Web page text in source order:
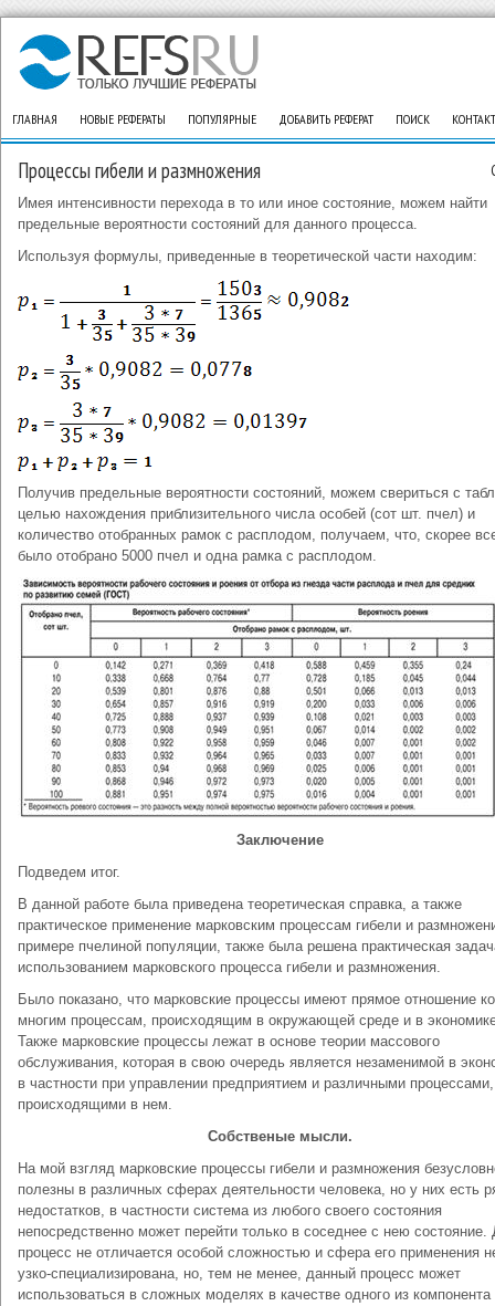
ГЛАВНАЯ НОВЫЕ РЕФЕРАТЫ ПОПУЛЯРНЫЕ ДОБАВИТЬ РЕФЕРАТ ПОИСК
Процессы гибели и размножения
Имея интенсивности перехода в то или иное состояние, можем найти
предельные вероятности состояний для данного процесса.
Используя формулы, приведенные в теоретической части находим:
Получив предельные вероятности состояний, можем свериться с
целью нахождения приблизительного числа особей (сот шт. пчел) и
количество отобранных рамок с расплодом, получаем, что, скорее
было отобрано 5000 пчел и одна рамка с расплодом.
Заключение
Подведем итог.
В данной работе была приведена теоретическая справка, а также
практическое применение марковским процессам гибели и
примере пчелиной популяции, также была решена практическая
использованием марковского процесса гибели и размножения.
Было показано, что марковские процессы имеют прямое отношение ко
многим процессам, происходящим в окружающей среде и в
Также марковские процессы лежат в основе теории массового
обслуживания, которая в свою очередь является незаменимой в
в частности при управлении предприятием и различными процессами,
происходящими в нем.
Собственые мысли.
На мой взгляд марковские процессы гибели и размножения
полезны в различных сферах деятельности человека, но у них есть
недостатков, в частности система из любого своего состояния
непосредственно может перейти только в соседнее с нею состояние.
процесс не отличается особой сложностью и сфера его применения
узко-специализирована, но, тем не менее, данный процесс может
использоваться в сложных моделях в качестве одного из компонента